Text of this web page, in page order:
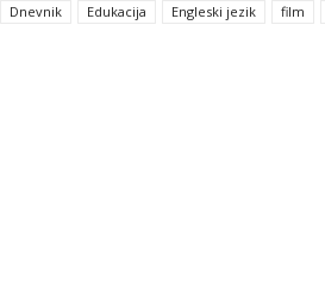
Dnevnik Edukacija Engleski jezik film